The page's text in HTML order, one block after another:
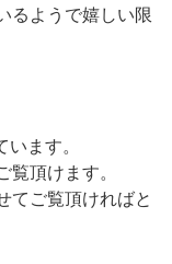
るようで嬉しい限
ます。
頂けます。
てご覧頂ければと